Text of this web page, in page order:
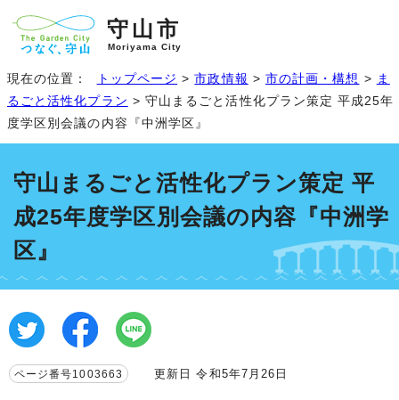
守山市
Moriyama City
現在の位置： トップページ >市政情報 > 市の計画・構想 > ま
るごと活性化プラン > 守山まるごと活性化プラン策定 平成25年
度学区別会議の内容『中洲学区』
守山まるごと活性化プラン策定 平
成25年度学区別会議の内容『中洲学
区』
ページ番号1003663 更新日 令和5年7月26日